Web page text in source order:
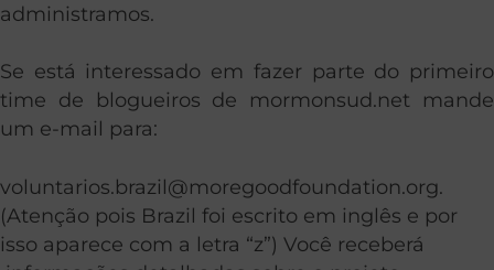
administramos.
Se está interessado em fazer parte do primeiro
time de blogueiros de mormonsud.net mande
um e-mail para:
voluntarios.brazil@moregoodfoundation.org.
(Atenção pois Brazil foi escrito em inglês e por
isso aparece com a letra “z”) Você receberá